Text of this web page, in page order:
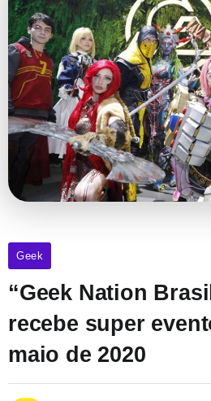
Geek
“Geek Nation
recebe super
maio de 2020